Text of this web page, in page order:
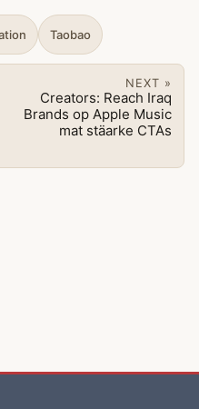
Taobao
NEXT »
Creators: Reach Iraq
Brands op Apple Music
mat stäarke CTAs